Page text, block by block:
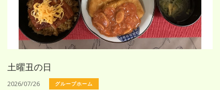
土曜丑の日
2026/07/26 グループホーム